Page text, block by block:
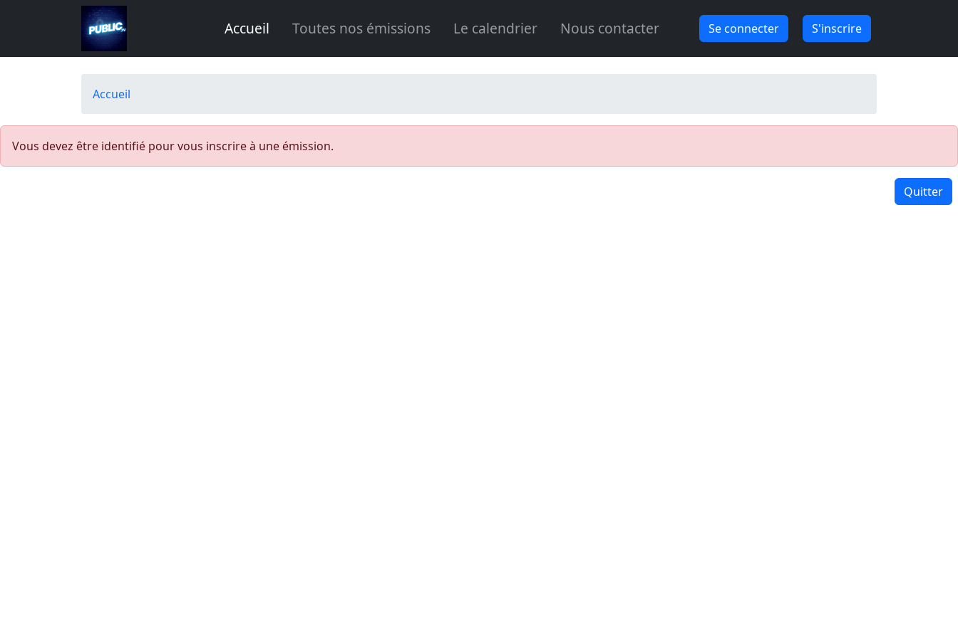
Aller au contenu principal
Accueil Toutes nos émissions Le calendrier Nous contacter Se connecter S'inscrire
Fil d'Ariane
Accueil
Vous devez être identifié pour vous inscrire à une émission.
Quitter